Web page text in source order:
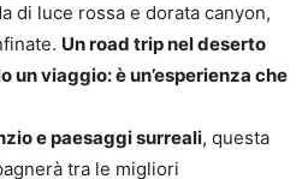
di luce rossa e dorata canyon,
Un road trip nel deserto
un viaggio: è un’esperienza che
e paesaggi surreali, questa
tra le migliori